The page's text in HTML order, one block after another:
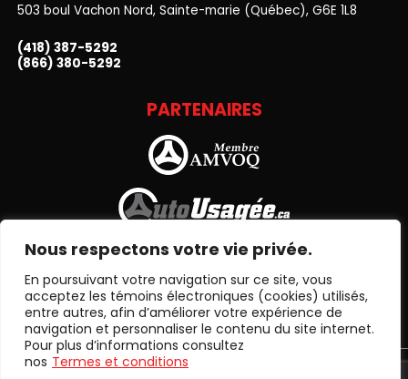
Nous respectons votre vie privée.
En poursuivant votre navigation sur ce site, vous
acceptez les témoins électroniques (cookies) utilisés,
entre autres, afin d’améliorer votre expérience de
navigation et personnaliser le contenu du site internet.
Pour plus d’informations consultez
nos Termes et conditions
503 boul Vachon Nord, Sainte-marie (Québec), G6E 1L8
(418) 387-5292
(866) 380-5292
PARTENAIRES